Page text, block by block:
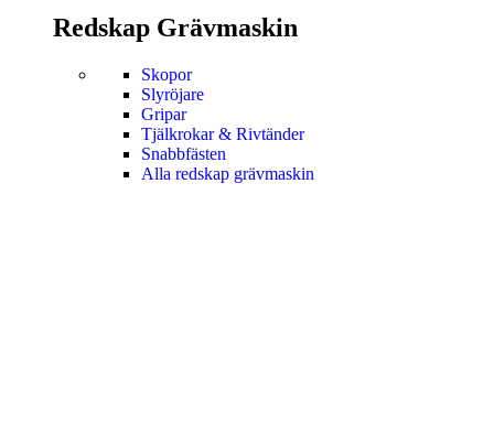
Redskap Grävmaskin
Skopor
Slyröjare
Gripar
Tjälkrokar & Rivtänder
Snabbfästen
Alla redskap grävmaskin